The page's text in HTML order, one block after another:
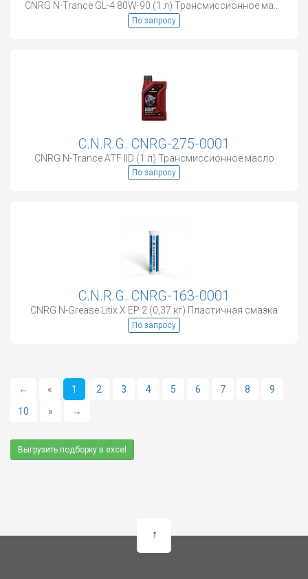
По запросу
C.N.R.G. CNRG-275-0001
CNRG N-Trance ATF IID (1 л) Трансмиссионное масло
По запросу
C.N.R.G. CNRG-163-0001
CNRG N-Grease Litix Х EP 2 (0,37 кг) Пластичная смазка
По запросу
← « 1 2 3 4 5 6 7 8
9
10
» →
Выгрузить подборку в excel
↑